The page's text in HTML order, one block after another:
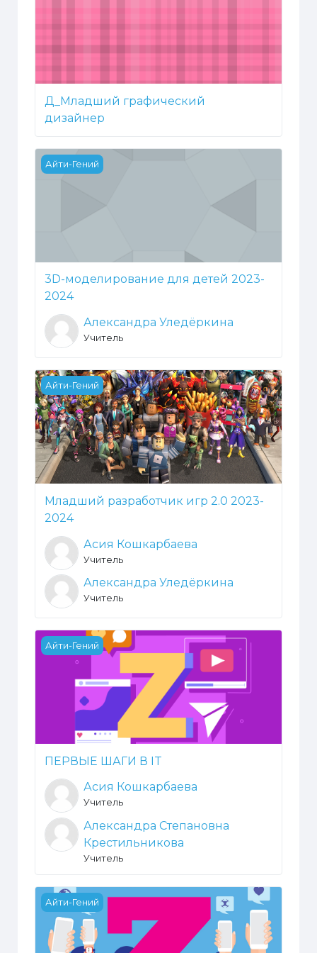
Д_Младший графический
дизайнер
3D-моделирование для детей 2023-2024
Айти-Гений
3D-моделирование для детей 2023-
2024
Александра Уледёркина
Учитель
Младший разработчик игр 2.0 2023-2024
Айти-Гений
Младший разработчик игр 2.0 2023-
2024
Асия Кошкарбаева
Учитель
Александра Уледёркина
Учитель
ПЕРВЫЕ ШАГИ В IT
Айти-Гений
ПЕРВЫЕ ШАГИ В IT
Асия Кошкарбаева
Учитель
Александра Степановна
Крестильникова
Учитель
Первые шаги в ИТ 2 2023-2024
Айти-Гений